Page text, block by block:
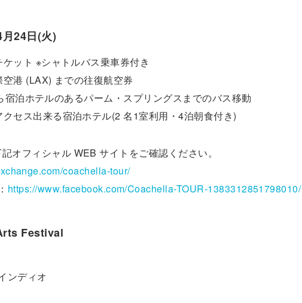
24日(火)
ット ※シャトルバス乗車券付き
港 (LAX) までの往復航空券
泊ホテルのあるパーム・スプリングスまでのバス移動
セス出来る宿泊ホテル(2 名1室利用・4泊朝食付き)
オフィシャル WEB サイトをご確認ください。
coachella-tour/
https://www.facebook.com/Coachella-TOUR-1383312851798010/
Festival
ンディオ